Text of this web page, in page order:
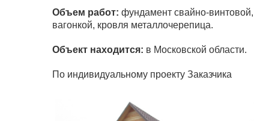
Объем работ: фундамент свайно-
вагонкой, кровля металлочерепица.
Объект находится: в Московской области.
По индивидуальному проекту Заказчика